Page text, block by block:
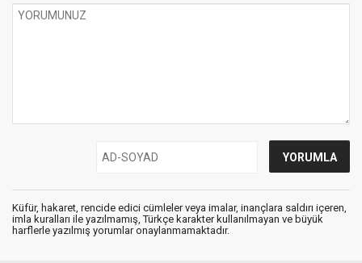
Küfür, hakaret, rencide edici cümleler veya imalar, inançlara saldırı içeren,
imla kuralları ile yazılmamış, Türkçe karakter kullanılmayan ve büyük
harflerle yazılmış yorumlar onaylanmamaktadır.